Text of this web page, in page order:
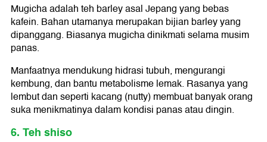
Mugicha adalah teh barley asal Jepang yang bebas
kafein. Bahan utamanya merupakan bijian barley yang
dipanggang. Biasanya mugicha dinikmati selama musim
panas.
Manfaatnya mendukung hidrasi tubuh, mengurangi
kembung, dan bantu metabolisme lemak. Rasanya yang
lembut dan seperti kacang (nutty) membuat banyak orang
suka menikmatinya dalam kondisi panas atau dingin.
6. Teh shiso